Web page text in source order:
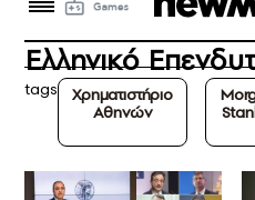
Ελληνικό
tags
Χρηματιστήριο
Αθηνών